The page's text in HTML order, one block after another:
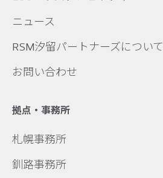
ニュース
RSM汐留パートナーズについて
お問い合わせ
拠点・事務所
札幌事務所
釧路事務所